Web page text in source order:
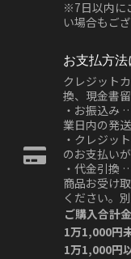
※7日以内に
い場合もご
お支払方
クレジット
換、現金書
・お振込み
業日内の発送
・クレジッ
のお支払いが
・代金引換
商品お受け
ください。
ご購入合計
1万1,000円
1万1,000円